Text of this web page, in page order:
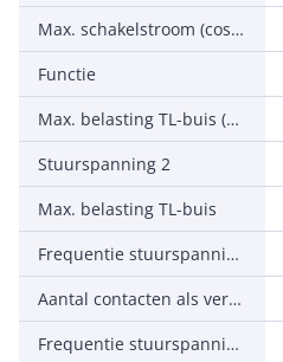
Max. schakelstroom (cos phi = 0,6)
Functie
Max. belasting TL-buis (parallel gecompenseerd)
Stuurspanning 2
Max. belasting TL-buis
Frequentie stuurspanning 1
Aantal contacten als verbreekcontact
Frequentie stuurspanning 2